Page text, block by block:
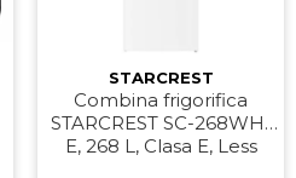
STARCREST
Combina frigorifica
STARCREST SC-268WH-
E, 268 L, Clasa E, Less